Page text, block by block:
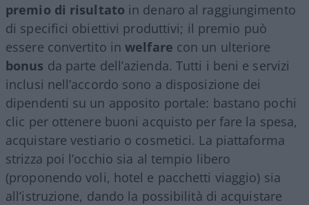
premio di risultato in denaro al raggiungimento
di specifici obiettivi produttivi; il premio può
essere convertito inwelfare con un ulteriore
bonus da parte dell’azienda. Tutti i beni e servizi
inclusi nell’accordo sono a disposizione dei
dipendenti su un apposito portale: bastano pochi
clic per ottenere buoni acquisto per fare la spesa,
acquistare vestiario o cosmetici. La piattaforma
strizza poi l’occhio sia al tempio libero
(proponendo voli, hotel e pacchetti viaggio) sia
all’istruzione, dando la possibilità di acquistare